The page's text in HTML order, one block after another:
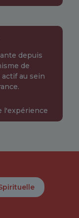
depuis
de
au sein
l'expérience